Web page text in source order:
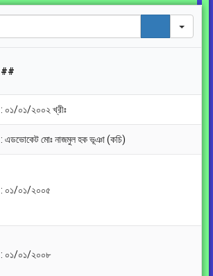
##
: ০১/০১/২০০২ খ্রীঃ
: এডভোকেট মোঃ নাজমুল হক ভূঞা (কচি)
: ০১/০১/২০০৫
: ০১/০১/২০০৮